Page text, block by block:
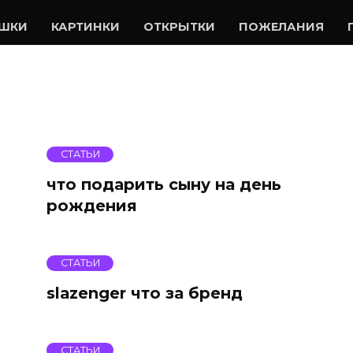
КАРТИНКИ ОТКРЫТКИ ПОЖЕЛАНИЯ
СТАТЬИ
что подарить сыну на день
рождения
СТАТЬИ
slazenger что за бренд
СТАТЬИ